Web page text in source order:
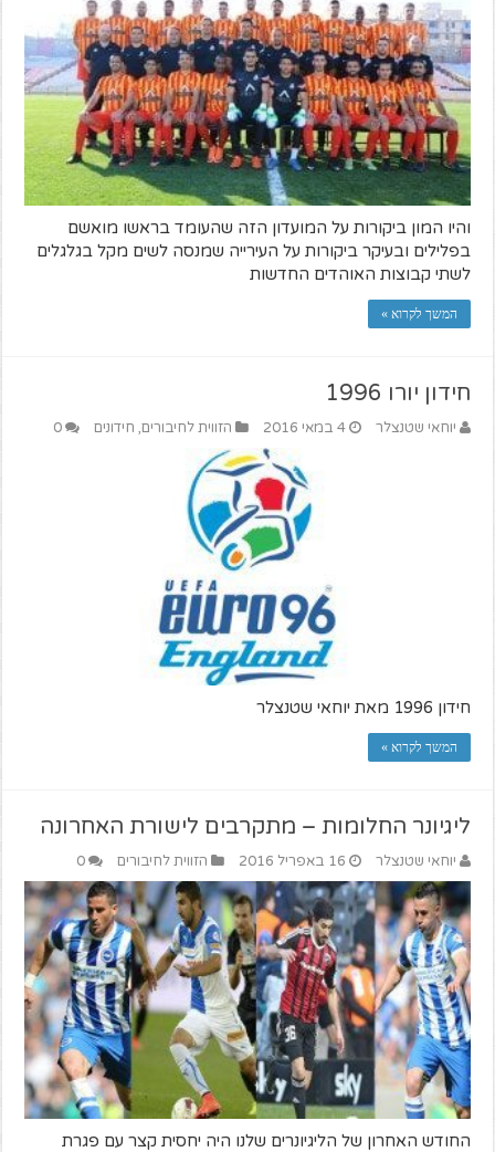
והיו המון ביקורות על המועדון הזה שהעומד בראשו מואשם
בפלילים ובעיקר ביקורות על העירייה שמנסה לשים מקל בגלגלים
לשתי קבוצות האוהדים החדשות
המשך לקרוא »
חידון יורו 1996
יוחאי שטנצלר 4 במאי 2016 הזווית לחיבורים, חידונים 0
חידון 1996 מאת יוחאי שטנצלר
המשך לקרוא »
ליגיונר החלומות – מתקרבים לישורת האחרונה
יוחאי שטנצלר 16 באפריל 2016 הזווית לחיבורים 0
החודש האחרון של הליגיונרים שלנו היה יחסית קצר עם פגרת